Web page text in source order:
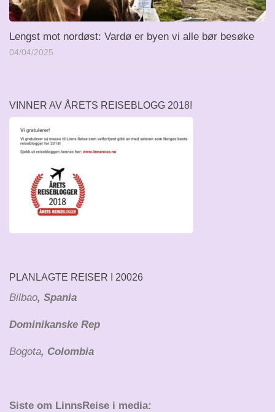
Lengst mot nordøst: Vardø er byen vi alle bør besøke
04/04/2025
VINNER AV ÅRETS REISEBLOGG 2018!
PLANLAGTE REISER I 20026
Bilbao, Spania
Dominikanske Rep
Bogota, Colombia
Siste om LinnsReise i media: